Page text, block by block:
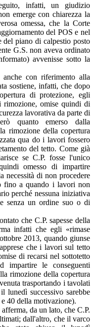
infatti, un giudizio
emerge con chiarezza la
omessa, che la Corte
del POS e nel
piano di calpestio posto
G.S. non aveva ordinato
avvenisse sotto la
con riferimento alla
sostiene, infatti, che dopo
di protezione, egli
rimozione, omise quindi di
lavorativa da parte di
quanto emerso dalla
rimozione della copertura
qua do i lavori fossero
del tetto. Come già
se C.P. fosse l'unico
omesso di impartire
necessità di non procedere
fino a quando i lavori non
perché nessuna iniziativa
senza un ordine suo o di
che C.P. sapesse della
infatti che egli «rimase
2013, quando giunse
che i lavori sul tetto
di recarsi nel sottotetto
le conseguenti
rimozione della copertura
trasportando i tavolati
lunedì successivo sarebbe
40 della motivazione).
da un lato, che C.P.
dall'altro, che il varco